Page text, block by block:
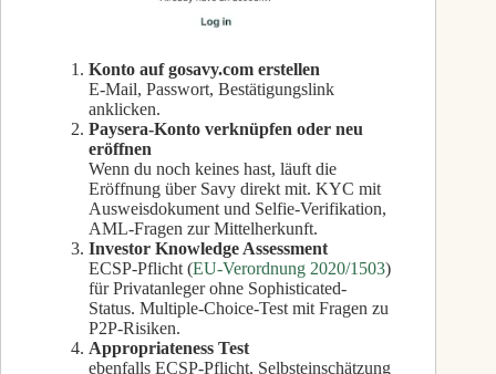
Konto auf gosavy.com erstellen
E-Mail, Passwort, Bestätigungslink
anklicken.
Paysera-Konto verknüpfen oder neu
eröffnen
Wenn du noch keines hast, läuft die
Eröffnung über Savy direkt mit. KYC mit
Ausweisdokument und Selfie-Verifikation,
AML-Fragen zur Mittelherkunft.
Investor Knowledge Assessment
ECSP-Pflicht (EU-Verordnung 2020/1503)
für Privatanleger ohne Sophisticated-
Status. Multiple-Choice-Test mit Fragen zu
P2P-Risiken.
Appropriateness Test
ebenfalls ECSP-Pflicht, Selbsteinschätzung